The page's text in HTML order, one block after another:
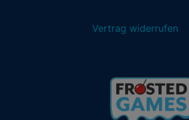
Vertrag widerrufen